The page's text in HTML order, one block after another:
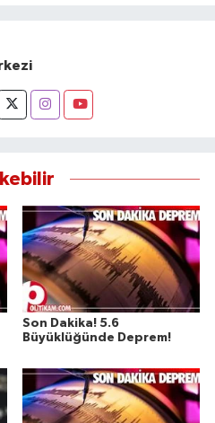
Son Dakika! 5.6
Büyüklüğünde Deprem!